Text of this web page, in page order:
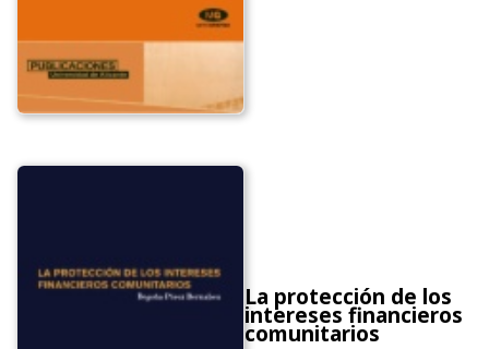
La protección de los
intereses financieros
comunitarios